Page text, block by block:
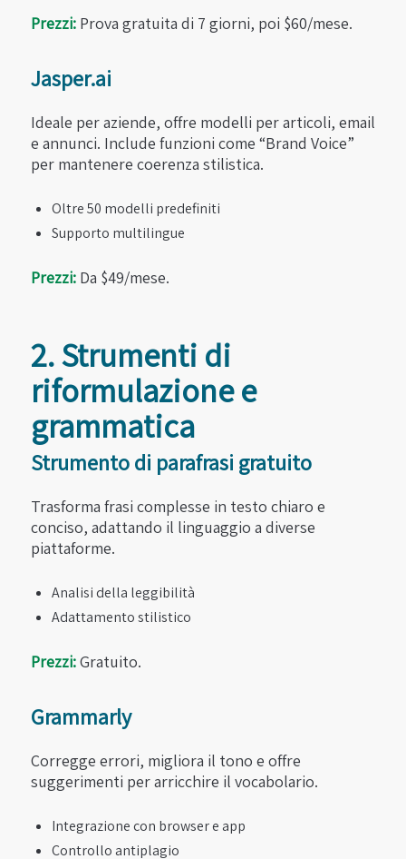
Prezzi:Prova gratuita di 7 giorni, poi $60/mese.
Jasper.ai
Ideale per aziende, offre modelli per articoli, email
e annunci. Include funzioni come “Brand Voice”
per mantenere coerenza stilistica.
Oltre 50 modelli predefiniti
Supporto multilingue
Prezzi:Da $49/mese.
2. Strumenti di
riformulazione e
grammatica
Strumento di parafrasi gratuito
Trasforma frasi complesse in testo chiaro e
conciso, adattando il linguaggio a diverse
piattaforme.
Analisi della leggibilità
Adattamento stilistico
Prezzi:Gratuito.
Grammarly
Corregge errori, migliora il tono e offre
suggerimenti per arricchire il vocabolario.
Integrazione con browser e app
Controllo antiplagio